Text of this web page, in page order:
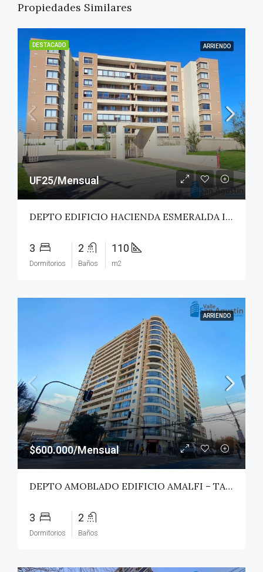
Propiedades Similares
DESTACADO ARRIENDO
UF25/Mensual
DEPTO EDIFICIO HACIENDA ESMERALDA II – TALCA
3
Dormitorios
2
Baños
110
m2
ARRIENDO
$600.000/Mensual
DEPTO AMOBLADO EDIFICIO AMALFI – TALCA
3
Dormitorios
2
Baños